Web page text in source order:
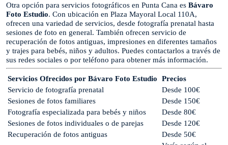
Otra opción para servicios fotográficos en Punta Cana es Bávaro
Foto Estudio. Con ubicación en Plaza Mayoral Local 110A,
ofrecen una variedad de servicios, desde fotografía prenatal hasta
sesiones de foto en general. También ofrecen servicio de
recuperación de fotos antiguas, impresiones en diferentes tamaños
y trajes para bebés, niños y adultos. Puedes contactarlos a través de
sus redes sociales o por teléfono para obtener más información.
Servicios Ofrecidos por Bávaro Foto Estudio
Precios
Servicio de fotografía prenatal
Desde 100€
Sesiones de fotos familiares
Desde 150€
Fotografía especializada para bebés y niños
Desde 80€
Sesiones de fotos individuales o de parejas
Desde 120€
Recuperación de fotos antiguas
Desde 50€